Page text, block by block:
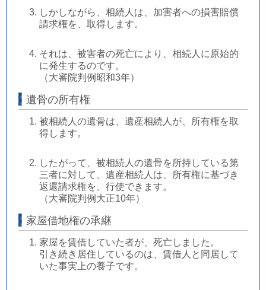
しかしながら、相続人は、加害者への損害賠償
請求権を、取得します。
それは、被害者の死亡により、相続人に原始的
に発生するのです。
（大審院判例昭和3年）
遺骨の所有権
被相続人の遺骨は、遺産相続人が、所有権を取
得します。
したがって、被相続人の遺骨を所持している第
三者に対して、遺産相続人は、所有権に基づき
返還請求権を、行使できます。
（大審院判例大正10年）
家屋借地権の承継
家屋を賃借していた者が、死亡しました。
引き続き居住しているのは、賃借人と同居して
いた事実上の養子です。